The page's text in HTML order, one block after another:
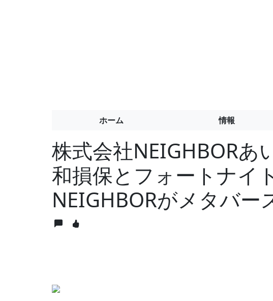
ホーム 情報
株式会社NEIGHBORあ
和損保とフォートナイ
NEIGHBORがメタバー